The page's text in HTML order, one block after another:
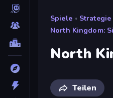
Spiele » Strategie
North Kingdom:
North
Teilen